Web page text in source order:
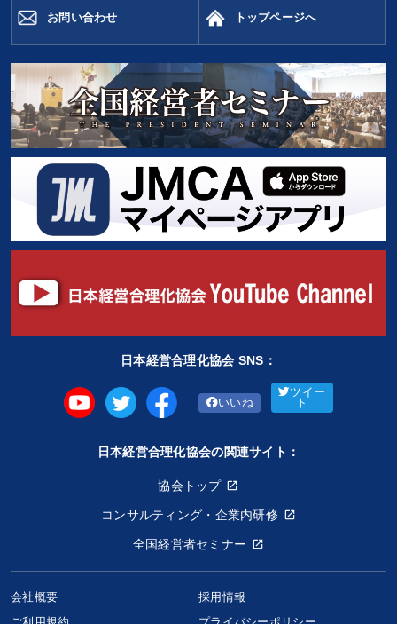
お問い合わせ トップページへ
日本経営合理化協会 SNS：
いいね
ツイー
ト
日本経営合理化協会の関連サイト：
協会トップ
コンサルティング・企業内研修
全国経営者セミナー
会社概要
採用情報